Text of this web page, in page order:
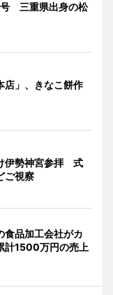
号 三重県出身の松
店」、きなこ餅作
伊勢神宮参拝 式
ご視察
食品加工会社がカ
1500万円の売上